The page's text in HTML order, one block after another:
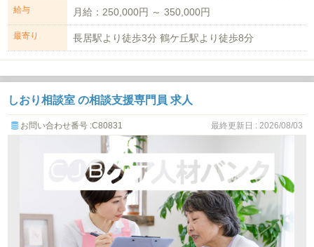
給与 月給：250,000円 ～ 350,000円
最寄り 長居駅より徒歩3分 鶴ケ丘駅より徒歩8分
しおり相談室 の相談支援専門員 求人
お問い合わせ番号 :C80831 最終更新日 : 2026/08/03